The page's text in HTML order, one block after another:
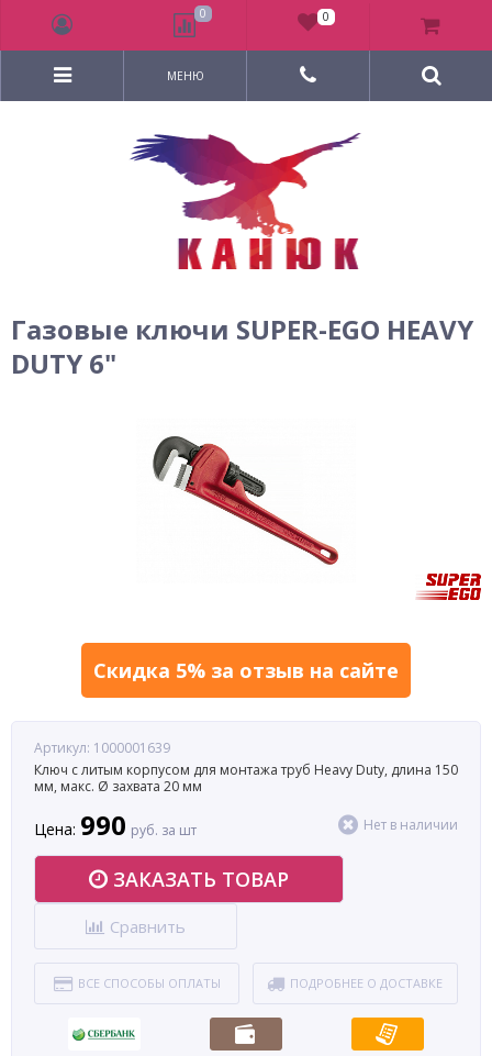
МЕНЮ
Газовые ключи SUPER-EGO HEAVY
DUTY 6"
Скидка 5% за отзыв на сайте
Артикул: 1000001639
Ключ с литым корпусом для монтажа труб Heavy Duty, длина 150
мм, макс. Ø захвата 20 мм
Цена: 990 руб. за шт Нет в наличии
ЗАКАЗАТЬ ТОВАР
Сравнить
ВСЕ СПОСОБЫ ОПЛАТЫ ПОДРОБНЕЕ О ДОСТАВКЕ
0 0